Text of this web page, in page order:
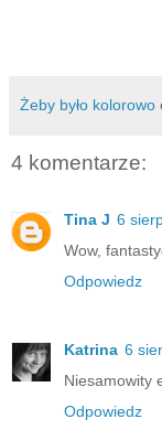
Żeby było kolorowo
4 komentarze:
Tina J 6
Wow,
Odpowiedz
Katrina 6
Niesamowity
Odpowiedz